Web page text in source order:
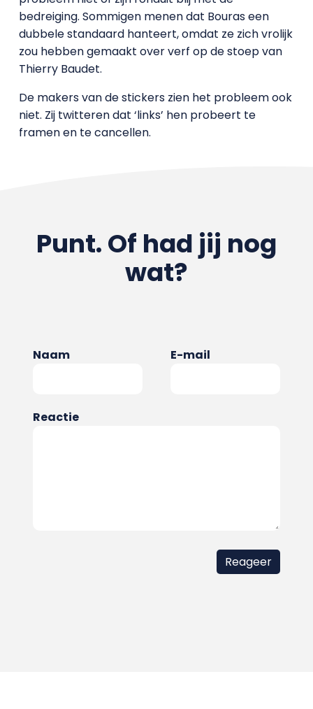
bedreiging. Sommigen menen dat Bouras een
dubbele standaard hanteert, omdat ze zich vrolijk
zou hebben gemaakt over verf op de stoep van
Thierry Baudet.
De makers van de stickers zien het probleem ook
niet. Zij twitteren dat ‘links’ hen probeert te
framen en te cancellen.
Punt. Of had jij nog
wat?
Naam E-mail
Reactie